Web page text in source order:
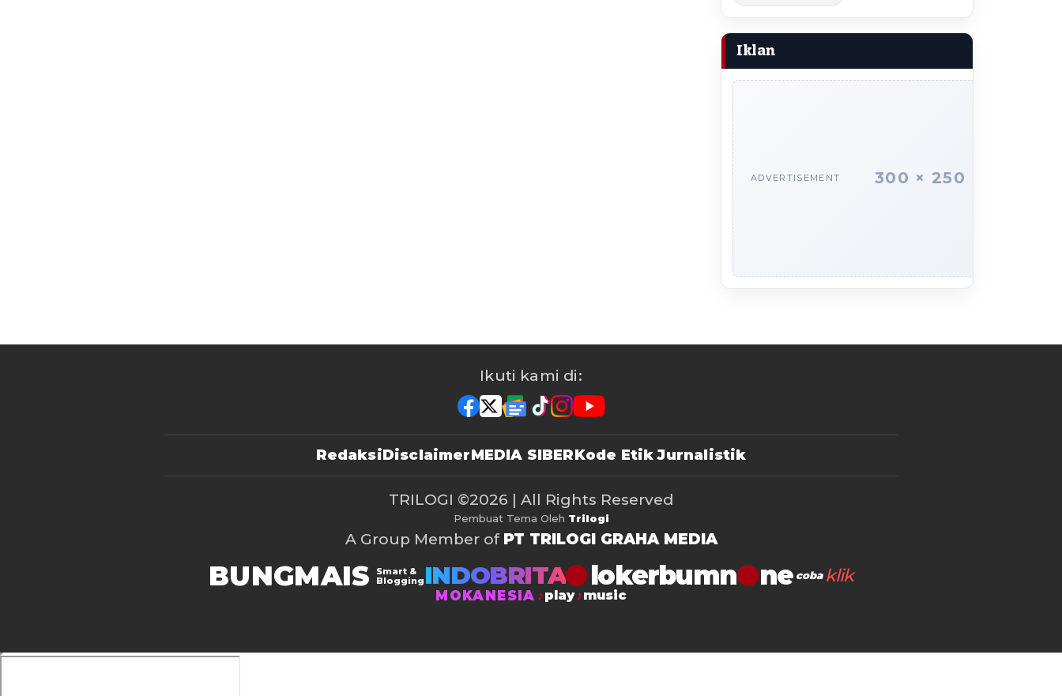
Iklan
ADVERTISEMENT 300 × 250
Ikuti kami di:
RedaksiDisclaimerMEDIA SIBERKode Etik Jurnalistik
TRILOGI ©2026 | All Rights Reserved
Pembuat Tema Oleh Trilogi
A Group Member of PT TRILOGI GRAHA MEDIA
BUNGMAIS
Smart &
Blogging INDOBRITA lokerbumn coba klik
MOKANESIA play music